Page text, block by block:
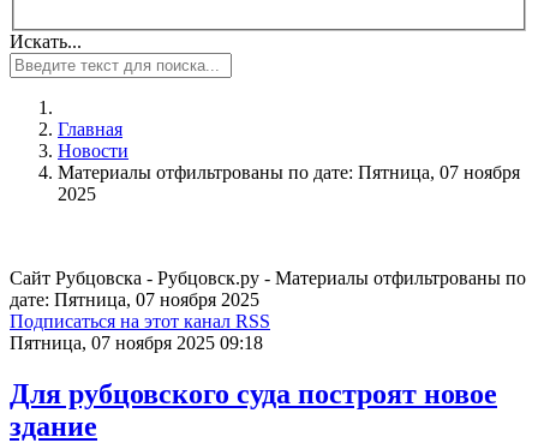
Искать...
Главная
Новости
Материалы отфильтрованы по дате: Пятница, 07 ноября
2025
Сайт Рубцовска - Рубцовск.ру - Материалы отфильтрованы по
дате: Пятница, 07 ноября 2025
Подписаться на этот канал RSS
Пятница, 07 ноября 2025 09:18
Для рубцовского суда построят новое
здание